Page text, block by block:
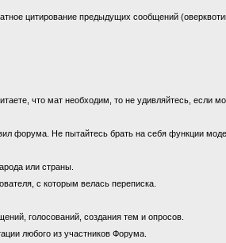
цитирование предыдущих сообщений
что мат необходим, то не удивляйтесь, если
форума. Не пытайтесь брать на себя функции
или страны.
с которым велась переписка.
голосований, создания тем и опросов.
любого из участников Форума.